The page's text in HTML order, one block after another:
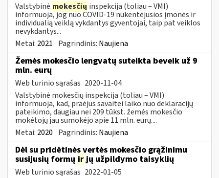
Valstybinė mokesčių inspekcija (toliau – VMI)
informuoja, jog nuo COVID-19 nukentėjusios įmonės ir
individualią veiklą vykdantys gyventojai, taip pat veiklos
nevykdantys...
Metai: 2021 Pagrindinis: Naujiena
Žemės mokesčio lengvatų suteikta beveik už 9
mln. eurų
Web turinio sąrašas 2020-11-04
Valstybinė mokesčių inspekcija (toliau – VMI)
informuoja, kad, praėjus savaitei laiko nuo deklaracijų
pateikimo, daugiau nei 209 tūkst. žemės mokesčio
mokėtojų jau sumokėjo apie 11 mln. eurų....
Metai: 2020 Pagrindinis: Naujiena
Dėl su pridėtinės vertės mokesčio grąžinimu
susijusių formų irjų užpildymo taisyklių
Web turinio sąrašas 2022-01-05